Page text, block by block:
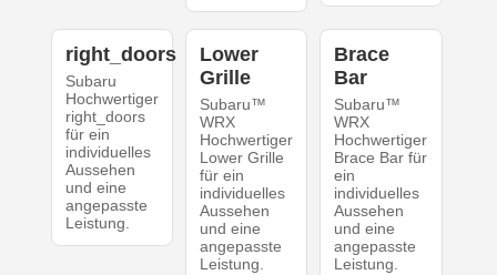
right_doors
Subaru
Hochwertiger
right_doors
für ein
individuelles
Aussehen
und eine
angepasste
Leistung.
Lower
Grille
Subaru™
WRX
Hochwertiger
Lower Grille
für ein
individuelles
Aussehen
und eine
angepasste
Leistung.
Brace
Bar
Subaru™
WRX
Hochwertiger
Brace Bar für
ein
individuelles
Aussehen
und eine
angepasste
Leistung.